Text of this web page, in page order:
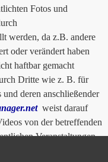
Fotos und
werden, da z.B. andere
oder verändert haben
haftbar gemacht
Dritte wie z. B. für
deren anschließender
weist darauf
von der betreffenden
Veranstaltungen